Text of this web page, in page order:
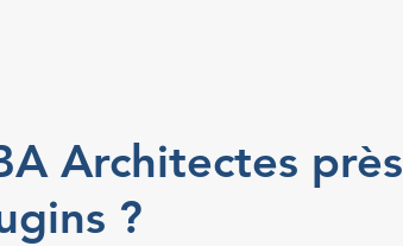
Architectes près
?